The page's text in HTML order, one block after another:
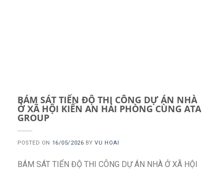
BÁM SÁT TIẾN ĐỘ THI CÔNG DỰ ÁN NHÀ
Ở XÃ HỘI KIẾN AN HẢI PHÒNG CÙNG ATA
GROUP
POSTED ON 16/05/2026 BYVU HOAI
BÁM SÁT TIẾN ĐỘ THI CÔNG DỰ ÁN NHÀ Ở XÃ HỘI